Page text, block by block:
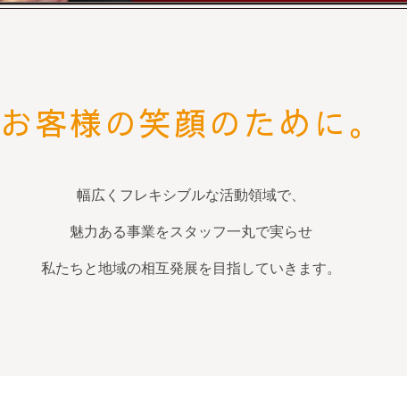
お客様の笑顔のために。
幅広くフレキシブルな活動領域で、
魅力ある事業をスタッフ一丸で実らせ
私たちと地域の相互発展を目指していきます。